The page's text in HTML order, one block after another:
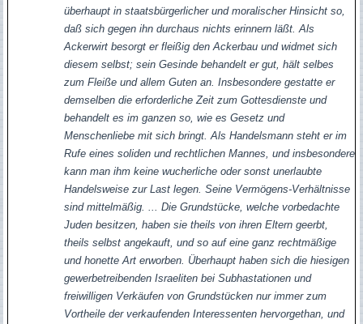
überhaupt in staatsbürgerlicher und moralischer Hinsicht so,
daß sich gegen ihn durchaus nichts erinnern läßt. Als
Ackerwirt besorgt er fleißig den Ackerbau und widmet sich
diesem selbst; sein Gesinde behandelt er gut, hält selbes
zum Fleiße und allem Guten an. Insbesondere gestatte er
demselben die erforderliche Zeit zum Gottesdienste und
behandelt es im ganzen so, wie es Gesetz und
Menschenliebe mit sich bringt. Als Handelsmann steht er im
Rufe eines soliden und rechtlichen Mannes, und insbesondere
kann man ihm keine wucherliche oder sonst unerlaubte
Handelsweise zur Last legen. Seine Vermögens-Verhältnisse
sind mittelmäßig. ... Die Grundstücke, welche vorbedachte
Juden besitzen, haben sie theils von ihren Eltern geerbt,
theils selbst angekauft, und so auf eine ganz rechtmäßige
und honette Art erworben. Überhaupt haben sich die hiesigen
gewerbetreibenden Israeliten bei Subhastationen und
freiwilligen Verkäufen von Grundstücken nur immer zum
Vortheile der verkaufenden Interessenten hervorgethan, und